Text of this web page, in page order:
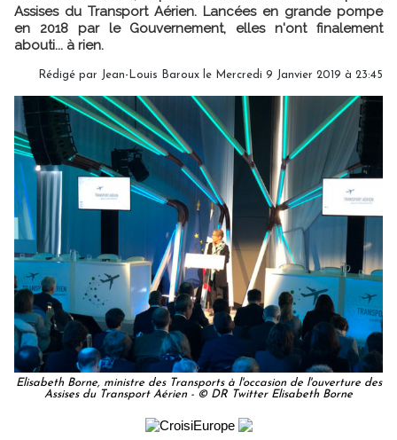
Assises du Transport Aérien. Lancées en grande pompe
en 2018 par le Gouvernement, elles n'ont finalement
abouti... à rien.
Rédigé par Jean-Louis Baroux le Mercredi 9 Janvier 2019 à 23:45
Elisabeth Borne, ministre des Transports à l'occasion de l'ouverture des
Assises du Transport Aérien - © DR Twitter Elisabeth Borne